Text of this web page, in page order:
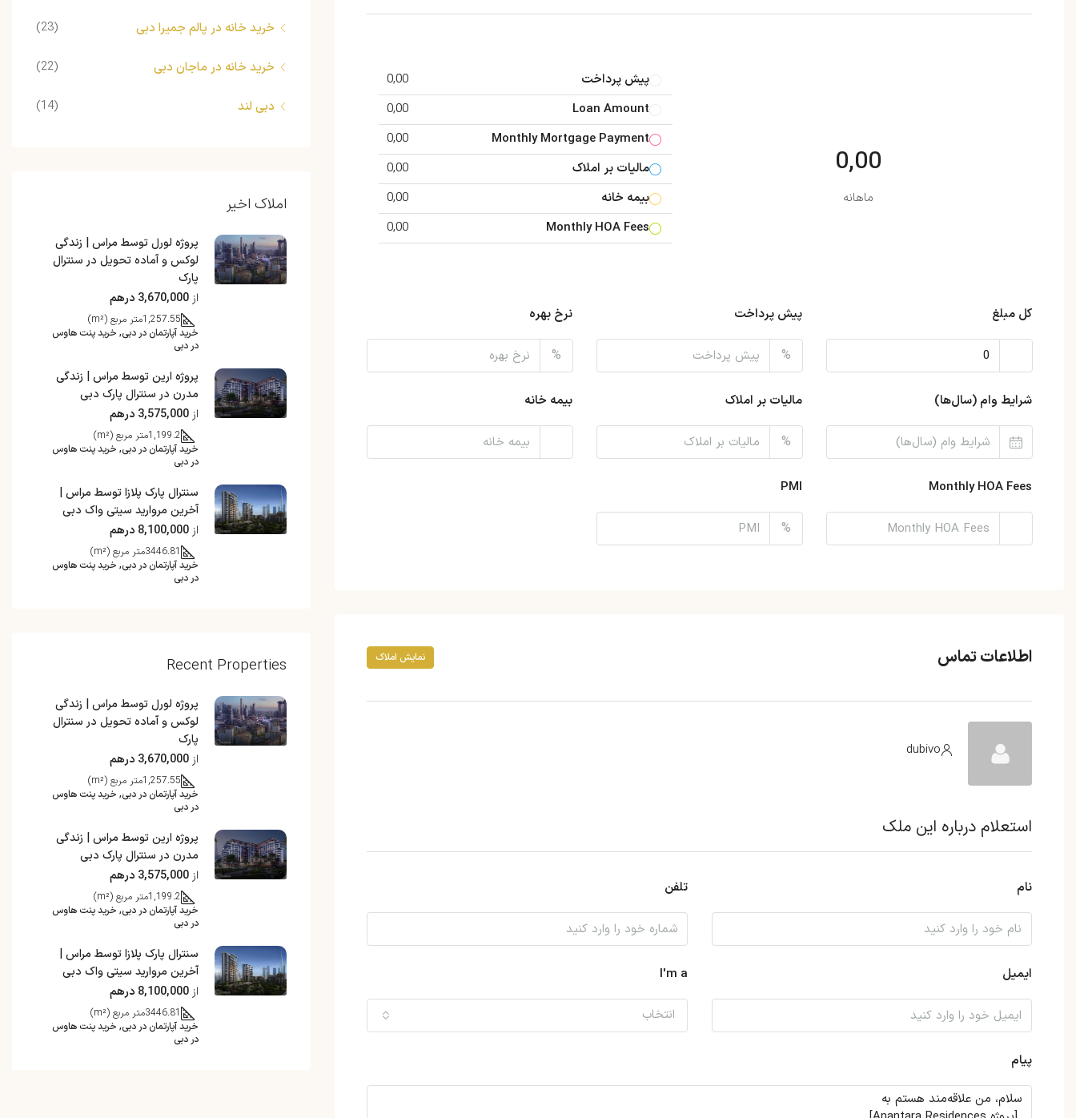
0,00
ماهانه
پیش پرداخت
0,00
Loan Amount
0,00
Monthly Mortgage Payment
0,00
مالیات بر املاک
0,00
بیمه خانه
0,00
Monthly HOA Fees
0,00
کل مبلغ پیش پرداخت
%
نرخ بهره
%
شرایط وام (سال‌ها) مالیات بر املاک
%
بیمه خانه
Monthly HOA Fees
PMI
%
اطلاعات تماس نمایش املاک
dubivo
استعلام درباره این ملک
نام تلفن
ایمیل I'm a
انتخاب
پیام
خرید خانه در پالم جمیرا دبی (23)
خرید خانه در ماجان دبی (22)
دبی لند (14)
املاک اخیر
پروژه لورل توسط مراس | زندگی
لوکس و آماده تحویل در سنترال
پارک
از3,670,000 درهم
1,257.55متر مربع (m²)
خرید آپارتمان در دبی, خرید پنت هاوس
در دبی
پروژه ارین توسط مراس | زندگی
مدرن در سنترال پارک دبی
از3,575,000 درهم
1,199.2متر مربع (m²)
خرید آپارتمان در دبی, خرید پنت هاوس
در دبی
سنترال پارک پلازا توسط مراس |
آخرین مروارید سیتی واک دبی
از8,100,000 درهم
3446.81متر مربع (m²)
خرید آپارتمان در دبی, خرید پنت هاوس
در دبی
Recent Properties
پروژه لورل توسط مراس | زندگی
لوکس و آماده تحویل در سنترال
پارک
از3,670,000 درهم
1,257.55متر مربع (m²)
خرید آپارتمان در دبی, خرید پنت هاوس
در دبی
پروژه ارین توسط مراس | زندگی
مدرن در سنترال پارک دبی
از3,575,000 درهم
1,199.2متر مربع (m²)
خرید آپارتمان در دبی, خرید پنت هاوس
در دبی
سنترال پارک پلازا توسط مراس |
آخرین مروارید سیتی واک دبی
از8,100,000 درهم
3446.81متر مربع (m²)
خرید آپارتمان در دبی, خرید پنت هاوس
در دبی